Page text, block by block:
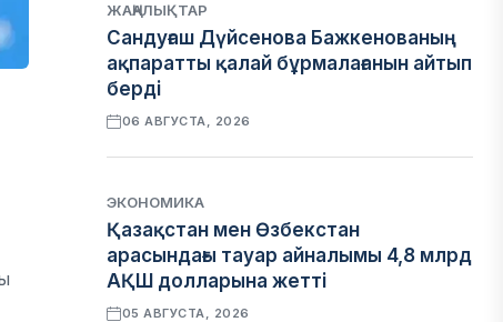
ЖАҢАЛЫҚТАР
Сандуғаш Дүйсенова Бажкенованың
ақпаратты қалай бұрмалағанын айтып
берді
06 АВГУСТА, 2026
ЭКОНОМИКА
Қазақстан мен Өзбекстан
арасындағы тауар айналымы 4,8 млрд
АҚШ долларына жетті
05 АВГУСТА, 2026